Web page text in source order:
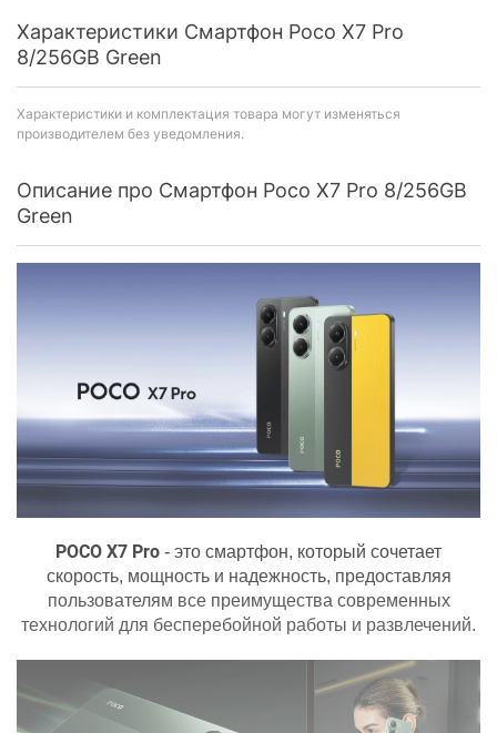
Характеристики Смартфон Poco X7 Pro
8/256GB Green
Характеристики и комплектация товара могут изменяться
производителем без уведомления.
Описание про Смартфон Poco X7 Pro 8/256GB
Green
POCO X7 Pro - это смартфон, который сочетает
скорость, мощность и надежность, предоставляя
пользователям все преимущества современных
технологий для бесперебойной работы и развлечений.